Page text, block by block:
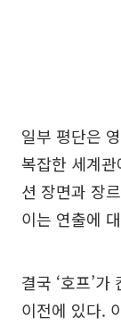
일부 평단은
복잡한 세계
션 장면과 장
이는 연출에
결국 ‘호프’
이전에 있다.